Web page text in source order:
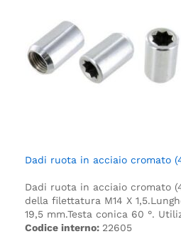
Dadi ruota in acciaio cromato
Dadi ruota in acciaio cromato
della filettatura M14 X 1,5.
19,5 mm.Testa conica 60 °.
Codice interno: 22605